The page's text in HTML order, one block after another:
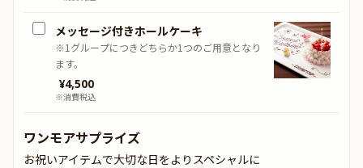
メッセージ付きホールケーキ
※1グループにつきどちらか1つのご用意となり
ます。
¥4,500
※消費税込
ワンモアサプライズ
お祝いアイテムで大切な日をよりスペシャルに